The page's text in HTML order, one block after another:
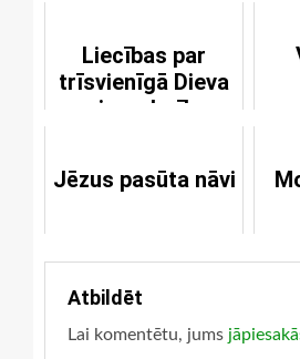
Liecības par
trīsvienīgā Dieva
miera derību
Jēzus pasūta nāvi
Atbildēt
Lai komentētu, jums